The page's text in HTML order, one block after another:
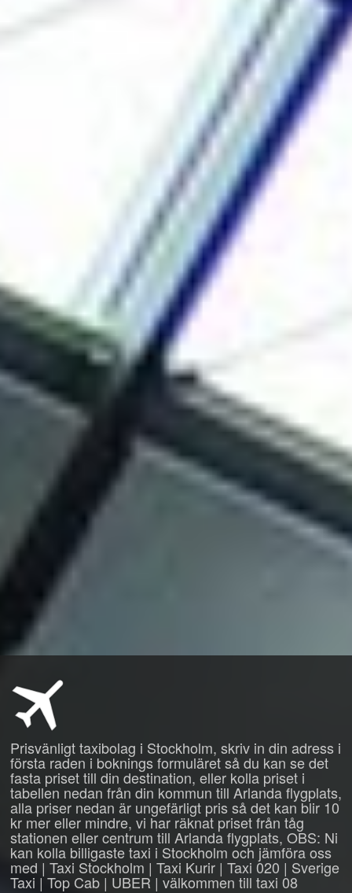
Prisvänligt taxibolag i Stockholm, skriv in din adress i
första raden i boknings formuläret så du kan se det
fasta priset till din destination, eller kolla priset i
tabellen nedan från din kommun till Arlanda flygplats,
alla priser nedan är ungefärligt pris så det kan blir 10
kr mer eller mindre, vi har räknat priset från tåg
stationen eller centrum till Arlanda flygplats, OBS: Ni
kan kolla billigaste taxi i Stockholm och jämföra oss
med | Taxi Stockholm | Taxi Kurir | Taxi 020 | Sverige
Taxi | Top Cab | UBER | välkommen till taxi 08